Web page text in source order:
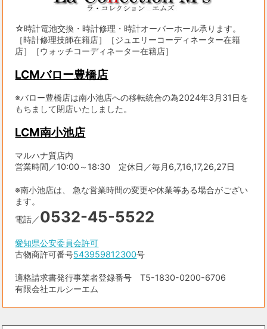
☆時計電池交換・時計修理・時計オーバーホール承ります。
［時計修理技師在籍店］［ジュエリーコーディネーター在籍
店］［ウォッチコーディネーター在籍店］
LCMバロー豊橋店
※バロー豊橋店は南小池店への移転統合の為2024年3月31日を
もちまして閉店いたしました。
LCM南小池店
マルハナ質店内
営業時間／10:00～18:30 定休日／毎月6,7,16,17,26,27日
※南小池店は、 急な営業時間の変更や休業等ある場合がござい
ます。
電話／0532-45-5522
愛知県公安委員会許可
古物商許可番号543959812300号
適格請求書発行事業者登録番号 T5-1830-0200-6706
有限会社エルシーエム